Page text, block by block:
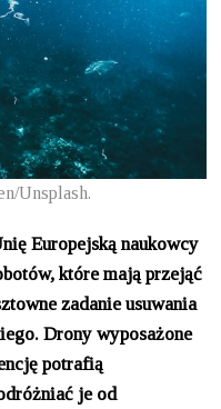
Unsplash.
Europejską naukowcy
które mają przejąć
zadanie usuwania
Drony wyposażone
potrafią
je od